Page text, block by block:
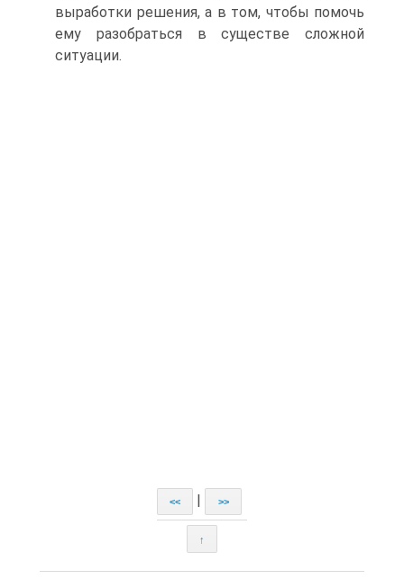
выработки решения, а в том, чтобы помочь
ему разобраться в существе сложной
ситуации.
<< >>
↑